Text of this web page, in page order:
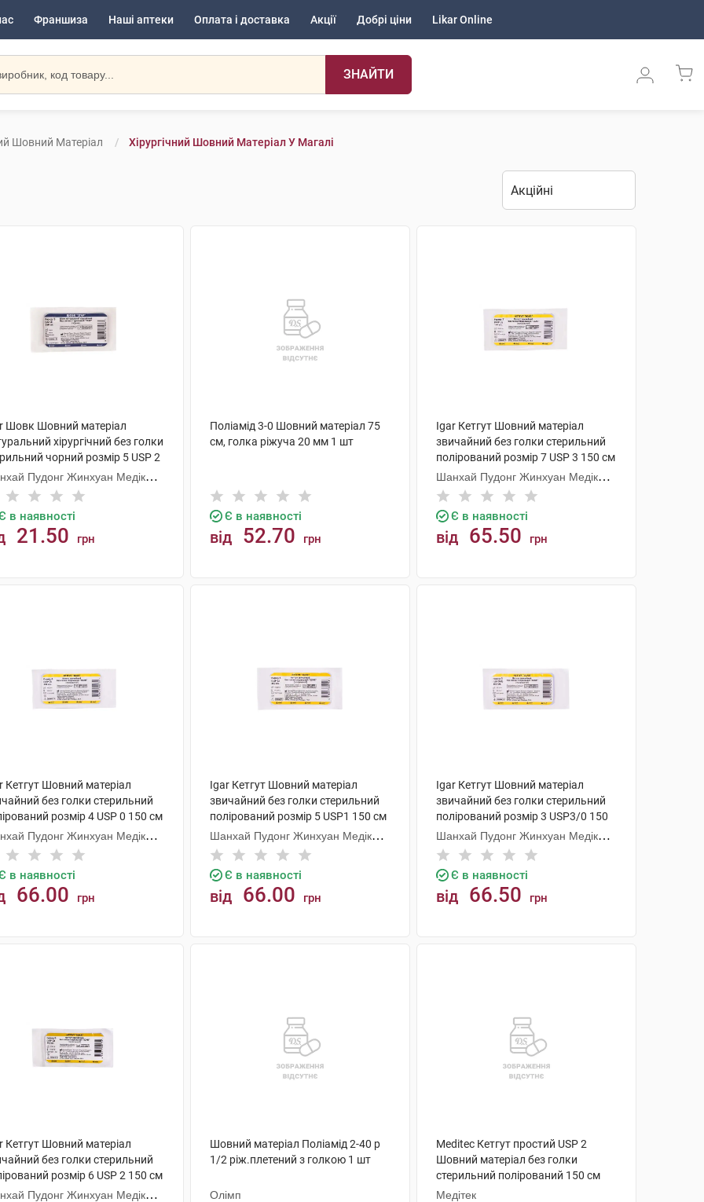
Франшиза Наші аптеки Оплата і доставка Акції Добрі ціни Likar Online
ЗНАЙТИ
Шовний Матеріал Хірургічний Шовний Матеріал У Магалі
Шовк Шовний матеріал
хірургічний без голки
чорний розмір 5 USP 2
см 1 штПудонг Жинхуан Медікал
в наявності
21.50 грн
Поліамід 3-0 Шовний матеріал 75
см, голка ріжуча 20 мм 1 шт
Є в наявності
від 52.70 грн
Igar Кетгут Шовний матеріал
звичайний без голки стерильний
полірований розмір 7 USP 3 150 см
1 шт
Шанхай Пудонг Жинхуан Медікал
Продактс
Є в наявності
від 65.50 грн
Кетгут Шовний матеріал
без голки стерильний
розмір 4 USP 0 150 см
Пудонг Жинхуан Медікал
в наявності
66.00 грн
Igar Кетгут Шовний матеріал
звичайний без голки стерильний
полірований розмір 5 USP1 150 см
1 шт
Шанхай Пудонг Жинхуан Медікал
Продактс
Є в наявності
від 66.00 грн
Igar Кетгут Шовний матеріал
звичайний без голки стерильний
полірований розмір 3 USP3/0 150
см 1 шт
Шанхай Пудонг Жинхуан Медікал
Продактс
Є в наявності
від 66.50 грн
Кетгут Шовний матеріал
без голки стерильний
розмір 6 USP 2 150 см
Пудонг Жинхуан Медікал
Шовний матеріал Поліамід 2-40 р
1/2 ріж.плетений з голкою 1 шт
Олімп
Meditec Кетгут простий USP 2
Шовний матеріал без голки
стерильний полірований 150 см
KG-02186 1 шт
Медітек